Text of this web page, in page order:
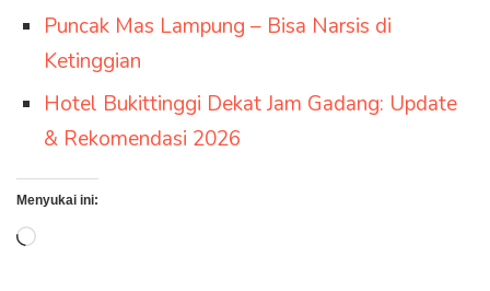
Puncak Mas Lampung – Bisa Narsis di
Ketinggian
Hotel Bukittinggi Dekat Jam Gadang: Update
& Rekomendasi 2026
Menyukai ini:
Memuat...